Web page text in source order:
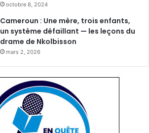
octobre 8, 2024
Cameroun : Une mère, trois enfants,
un système défaillant — les leçons du
drame de Nkolbisson
mars 2, 2026